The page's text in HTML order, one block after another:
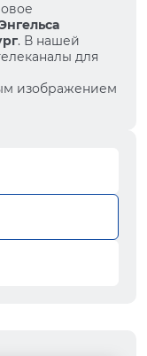
. В нашей
для
изображением